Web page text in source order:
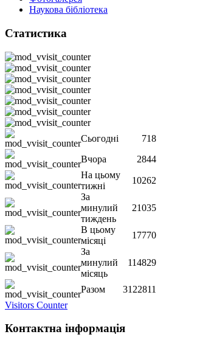
Наукова бібліотека
Статистика
Сьогодні
718
Вчора
2844
На цьому
тижні
10262
За
минулий
тиждень
21035
В цьому
місяці
17770
За
минулий
місяць
114829
Разом
3122811
Visitors Counter
Контактна інформація